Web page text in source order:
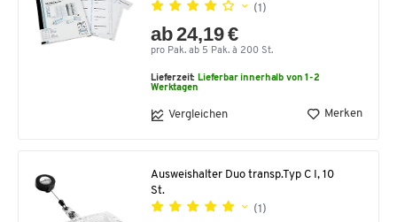
(1)
ab 24,19 €
pro Pak. ab 5 Pak. à 200 St.
Lieferzeit: Lieferbar innerhalb von 1-2
Werktagen
Vergleichen Merken
Ausweishalter Duo transp.Typ C I, 10
St.
(1)